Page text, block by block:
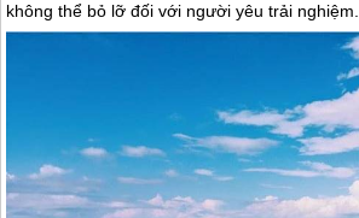
không thể bỏ lỡ đối với người yêu trải nghiệm.